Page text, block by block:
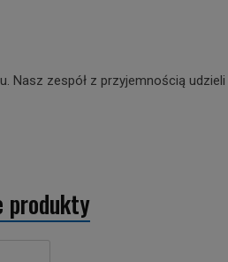
Nasz zespół z przyjemnością
produkty